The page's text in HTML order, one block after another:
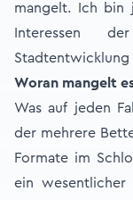
mangelt. Ich bin
Interessen
Stadtentwicklung
Woran mangelt
Was auf jeden
der mehrere
Formate im
ein wesentlicher